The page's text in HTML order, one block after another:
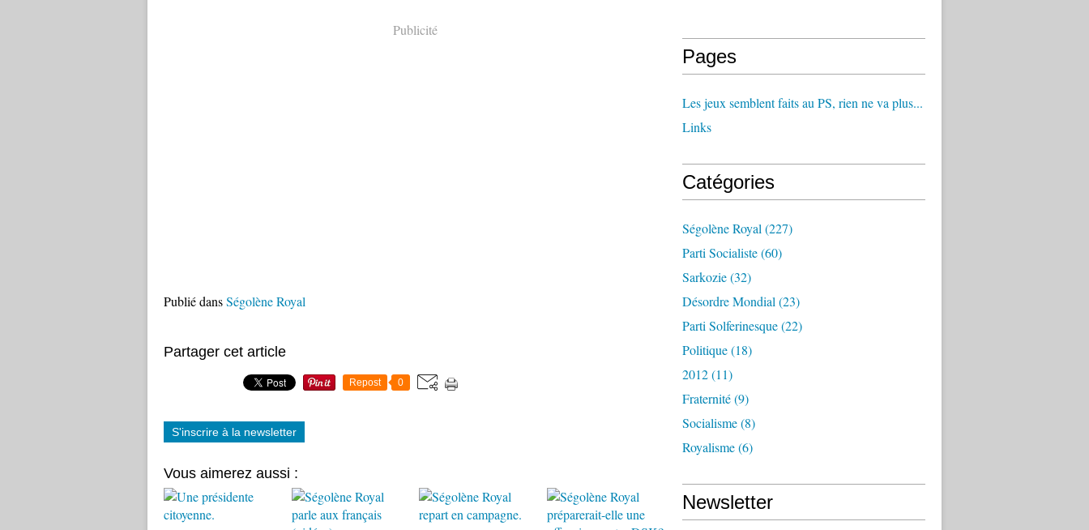
Publicité
Publié dansSégolène Royal
Partager cet article
Repost 0
S'inscrire à la newsletter
Vous aimerez aussi :
Pages
Les jeux semblent faits au PS, rien ne va plus...
Links
Catégories
Ségolène Royal (227)
Parti Socialiste(60)
Sarkozie(32)
Désordre Mondial (23)
Parti Solferinesque(22)
Politique(18)
2012(11)
Fraternité(9)
Socialisme(8)
Royalisme(6)
Newsletter